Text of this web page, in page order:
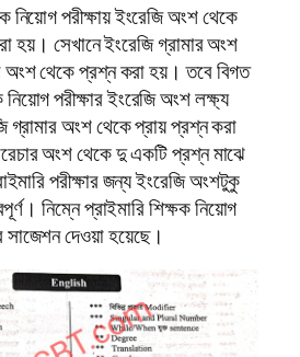
নিয়োগ পরীক্ষায় ইংরেজি অংশ থেকে
হয়। সেখানে ইংরেজি গ্রামার অংশ
অংশ থেকে প্রশ্ন করা হয়। তবে বিগত
নিয়োগ পরীক্ষার ইংরেজি অংশ লক্ষ্য
গ্রামার অংশ থেকে প্রায় প্রশ্ন করা
অংশ থেকে দু একটি প্রশ্ন মাঝে
পরীক্ষার জন্য ইংরেজি অংশটুকু
নিম্নে প্রাইমারি শিক্ষক নিয়োগ
সাজেশন দেওয়া হয়েছে।